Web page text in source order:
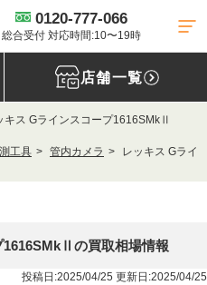
0120-777-066
総合受付 対応時間:10〜19時
店舗一覧
キス Gラインスコープ1616SMkⅡ
工具 管内カメラ
レッキス Gライ
1616SMkⅡの買取相場情報
投稿日:2025/04/25 更新日:2025/04/25